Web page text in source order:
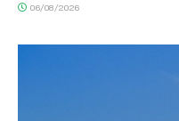
06/08/2026